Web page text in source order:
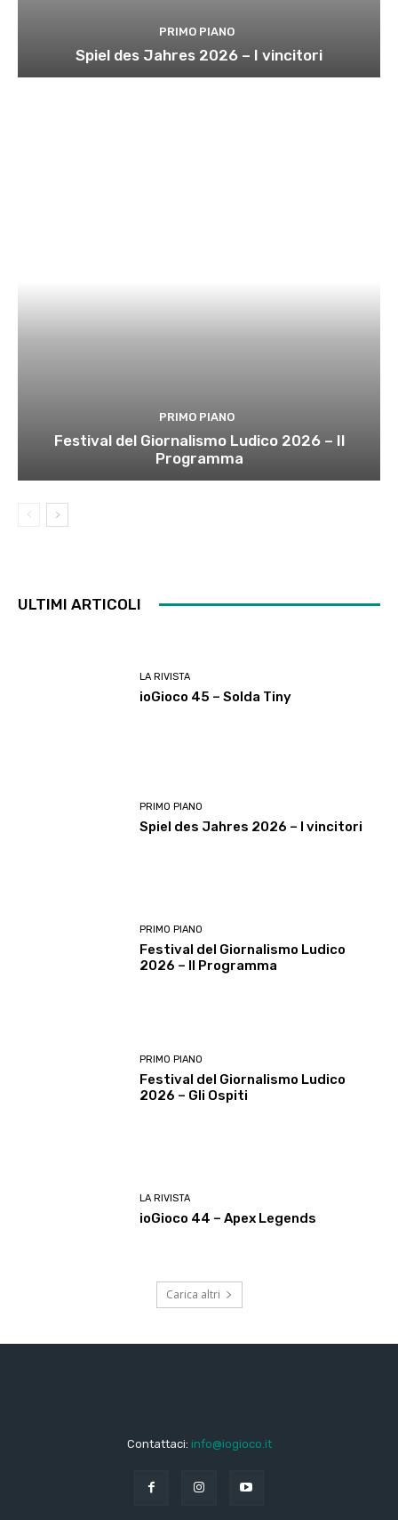
PRIMO PIANO
Spiel des Jahres 2026 – I vincitori
PRIMO PIANO
Festival del Giornalismo Ludico 2026 – Il
Programma
ULTIMI ARTICOLI
LA RIVISTA
ioGioco 45 – Solda Tiny
PRIMO PIANO
Spiel des Jahres 2026 – I vincitori
PRIMO PIANO
Festival del Giornalismo Ludico
2026 – Il Programma
PRIMO PIANO
Festival del Giornalismo Ludico
2026 – Gli Ospiti
LA RIVISTA
ioGioco 44 – Apex Legends
Carica altri
Contattaci: info@iogioco.it